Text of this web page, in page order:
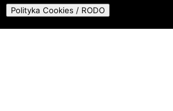
Polityka Cookies / RODO